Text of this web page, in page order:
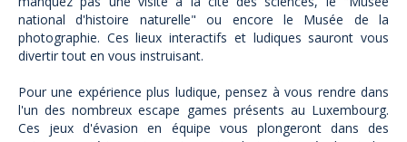
national d'histoire naturelle" ou encore le Musée de la
photographie. Ces lieux interactifs et ludiques sauront vous
divertir tout en vous instruisant.
Pour une expérience plus ludique, pensez à vous rendre dans
l'un des nombreux escape games présents au Luxembourg.
Ces jeux d'évasion en équipe vous plongeront dans des